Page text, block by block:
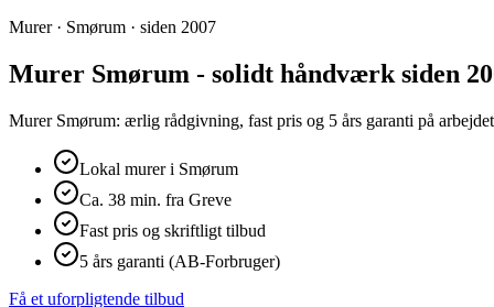
Murer · Smørum · siden 2007
Murer Smørum - solidt håndværk siden
Murer Smørum: ærlig rådgivning, fast pris og 5 års garanti på
Lokal murer i Smørum
Ca. 38 min. fra Greve
Fast pris og skriftligt tilbud
5 års garanti (AB-Forbruger)
Få et uforpligtende tilbud